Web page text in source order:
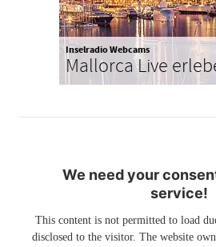
Inselradio Webcams
Mallorca Live
We need your
service!
This content is not permitted to load
disclosed to the visitor. The website